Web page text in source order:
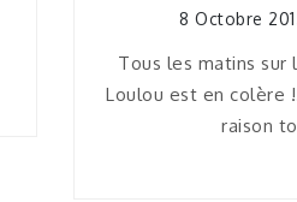
8 Octobre
Tous les matins sur
Loulou est en colère
raison